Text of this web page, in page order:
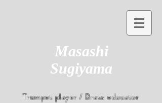
Masashi
Sugiyama
Trumpet player / Brass educator